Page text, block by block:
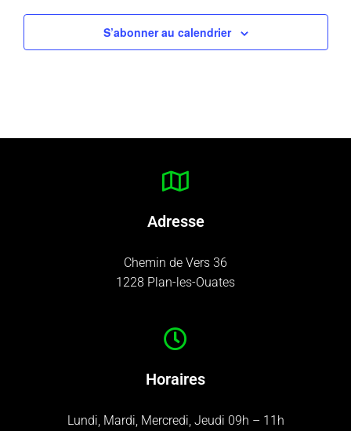
S’abonner au calendrier
Adresse
Chemin de Vers 36
1228 Plan-les-Ouates
Horaires
Lundi, Mardi, Mercredi, Jeudi 09h – 11h